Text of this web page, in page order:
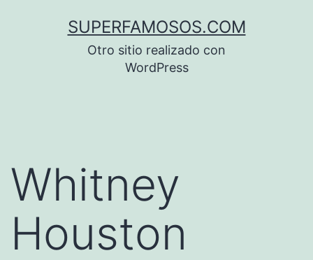
SUPERFAMOSOS.COM
Otro sitio realizado con
WordPress
Whitney
Houston